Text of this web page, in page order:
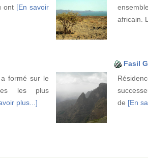
ont [En savoir
africain.
formé sur le
les plus
plus...]
Fasil
de [En